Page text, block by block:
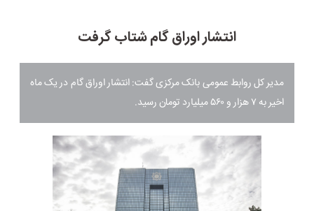
انتشار اوراق گام شتاب گرفت
مدیر کل روابط عمومی بانک مرکزی گفت: انتشار اوراق گام در یک ماه
اخیر به ۷ هزار و ۵۶۰ میلیارد تومان رسید.